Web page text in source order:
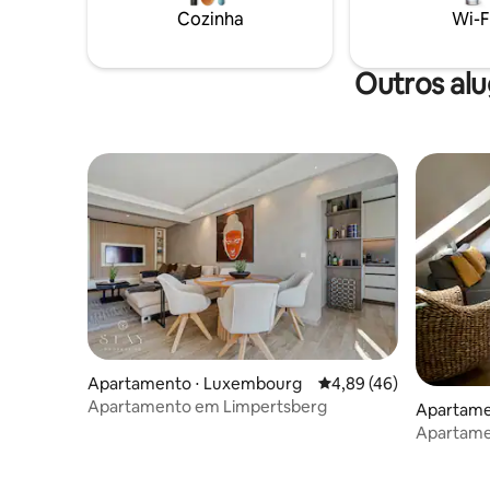
estacionamento seguro, Wi-Fi de alta
velocidade e um terraço ensolarado para
situado
Cozinha Wi-
Outros
Apartamento ⋅ Luxembourg 4,89 de uma
4,89 (46)
Apartamento em Limpertsberg